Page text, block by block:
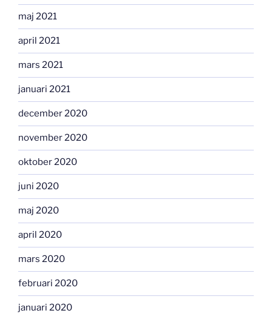
maj 2021
april 2021
mars 2021
januari 2021
december 2020
november 2020
oktober 2020
juni 2020
maj 2020
april 2020
mars 2020
februari 2020
januari 2020